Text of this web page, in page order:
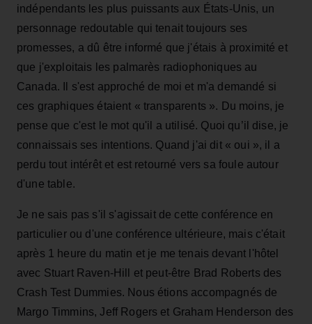
indépendants les plus puissants aux États-Unis, un
personnage redoutable qui tenait toujours ses
promesses, a dû être informé que j'étais à proximité et
que j'exploitais les palmarès radiophoniques au
Canada. Il s'est approché de moi et m'a demandé si
ces graphiques étaient « transparents ». Du moins, je
pense que c'est le mot qu'il a utilisé. Quoi qu’il dise, je
connaissais ses intentions. Quand j'ai dit « oui », il a
perdu tout intérêt et est retourné vers sa foule autour
d'une table.
Je ne sais pas s'il s'agissait de cette conférence en
particulier ou d'une conférence ultérieure, mais c'était
après 1 heure du matin et je me tenais devant l'hôtel
avec Stuart Raven-Hill et peut-être Brad Roberts des
Crash Test Dummies. Nous étions accompagnés de
Margo Timmins, Jeff Rogers et Graham Henderson des